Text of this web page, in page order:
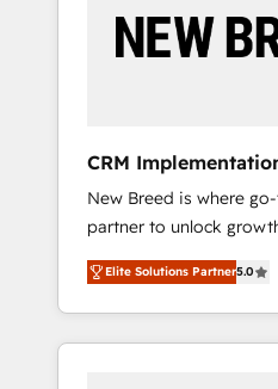
AI活用に関するご相談、
ど、構想段階からお気軽
by Globalia’s technical
19 HubSpot-certified
deployment of Breeze
to automate growth. 🏆 Elite Excellence - 8
platform accreditations
compliance expertise. - A team of 250+
experts dedicated to
CRM
+ Web, Demand Gen
New Breed is where
partner to unlock
transformation. We
HubSpot’s AI-powered
and operationalize
Marketing framework
Elite Solutions Partner5.0